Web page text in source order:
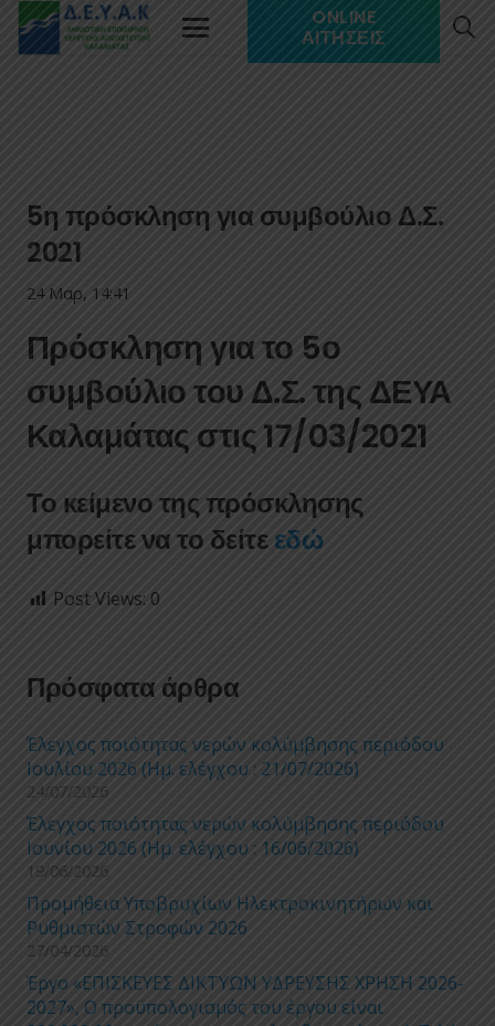
ONLINE
ΑΙΤΉΣΕΙΣ
5η πρόσκληση για συμβούλιο Δ.Σ.
2021
24 Μαρ, 14:41
Πρόσκληση για το 5ο
συμβούλιο του Δ.Σ. της ΔΕΥΑ
Καλαμάτας στις 17/03/2021
Το κείμενο της πρόσκλησης
μπορείτε να το δείτεεδώ
Post Views: 0
Πρόσφατα άρθρα
Έλεγχος ποιότητας νερών κολύμβησης περιόδου
Ιουλίου 2026 (Ημ. ελέγχου : 21/07/2026)
24/07/2026
Έλεγχος ποιότητας νερών κολύμβησης περιόδου
Ιουνίου 2026 (Ημ. ελέγχου : 16/06/2026)
19/06/2026
Προμήθεια Υποβρυχίων Ηλεκτροκινητήρων και
Ρυθμιστών Στροφών 2026
27/04/2026
Έργο «ΕΠΙΣΚΕΥΕΣ ΔΙΚΤΥΩΝ ΥΔΡΕΥΣΗΣ ΧΡΗΣΗ 2026-
2027», Ο προϋπολογισμός του έργου είναι